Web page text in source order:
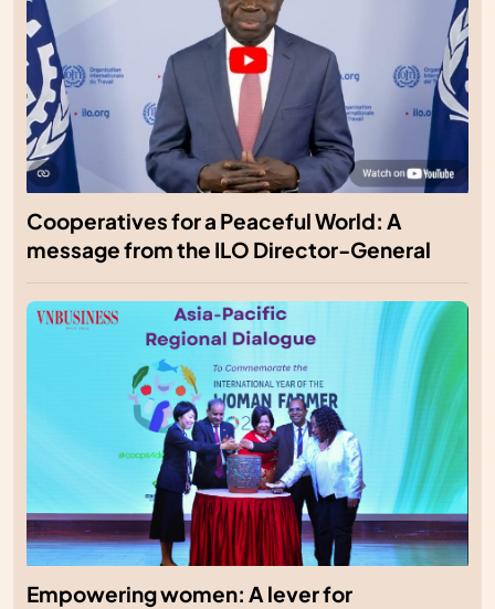
Cooperatives for a Peaceful World: A
message from the ILO Director-General
Empowering women: A lever for